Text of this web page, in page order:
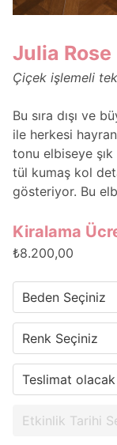
Julia Rose
Çiçek işlemeli
Bu sıra dışı ve
ile herkesi
tonu elbiseye
tül kumaş kol
gösteriyor. Bu
Kiralama
₺8.200,00